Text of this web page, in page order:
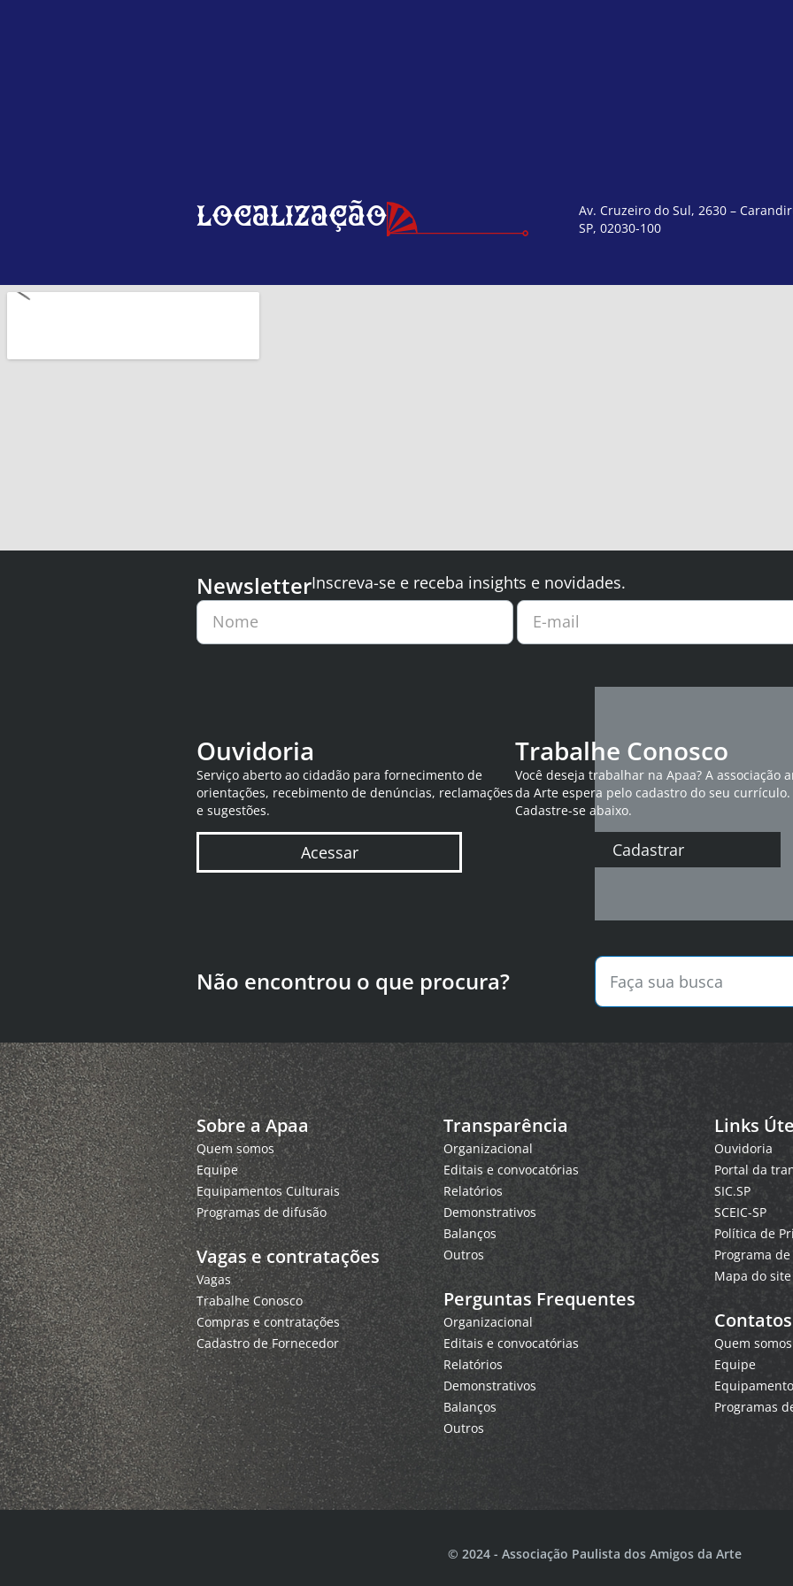
Localização
Av. Cruzeiro do Sul, 2630 –
SP, 02030-100
NewsletterInscreva-se e receba insights e novidades.
Nome
E-mail
Ouvidoria
Serviço aberto ao cidadão para fornecimento de
orientações, recebimento de denúncias, reclamações
e sugestões.
Acessar
Trabalhe Conosco
Você deseja trabalhar na Apaa? A associação
da Arte espera pelo cadastro do seu currículo.
Cadastre-se abaixo.
Cadastrar
Não encontrou o que procura?
Sobre a Apaa
Quem somos
Equipe
Equipamentos Culturais
Programas de difusão
Vagas e contratações
Vagas
Trabalhe Conosco
Compras e contratações
Cadastro de Fornecedor
Transparência
Organizacional
Editais e convocatórias
Relatórios
Demonstrativos
Balanços
Outros
Perguntas Frequentes
Organizacional
Editais e convocatórias
Relatórios
Demonstrativos
Balanços
Outros
Links
Ouvidoria
Portal da
SIC.SP
SCEIC-SP
Política de
Programa
Mapa do site
Contatos
Quem somos
Equipe
Programas
© 2024 - Associação Paulista dos Amigos da Arte